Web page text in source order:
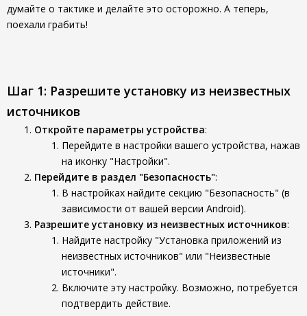
думайте о тактике и делайте это осторожно. А теперь,
поехали грабить!
Шаг 1: Разрешите установку из неизвестных
источников
Откройте параметры устройства:
Перейдите в настройки вашего устройства, нажав
на иконку "Настройки".
Перейдите в раздел "Безопасность":
В настройках найдите секцию "Безопасность" (в
зависимости от вашей версии Android).
Разрешите установку из неизвестных источников:
Найдите настройку "Установка приложений из
неизвестных источников" или "Неизвестные
источники".
Включите эту настройку. Возможно, потребуется
подтвердить действие.